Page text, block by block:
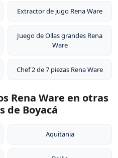
Extractor de jugo Rena Ware
Juego de Ollas grandes Rena
Ware
Chef 2 de 7 piezas Rena Ware
Rena Ware en otras
de Boyacá
Aquitania